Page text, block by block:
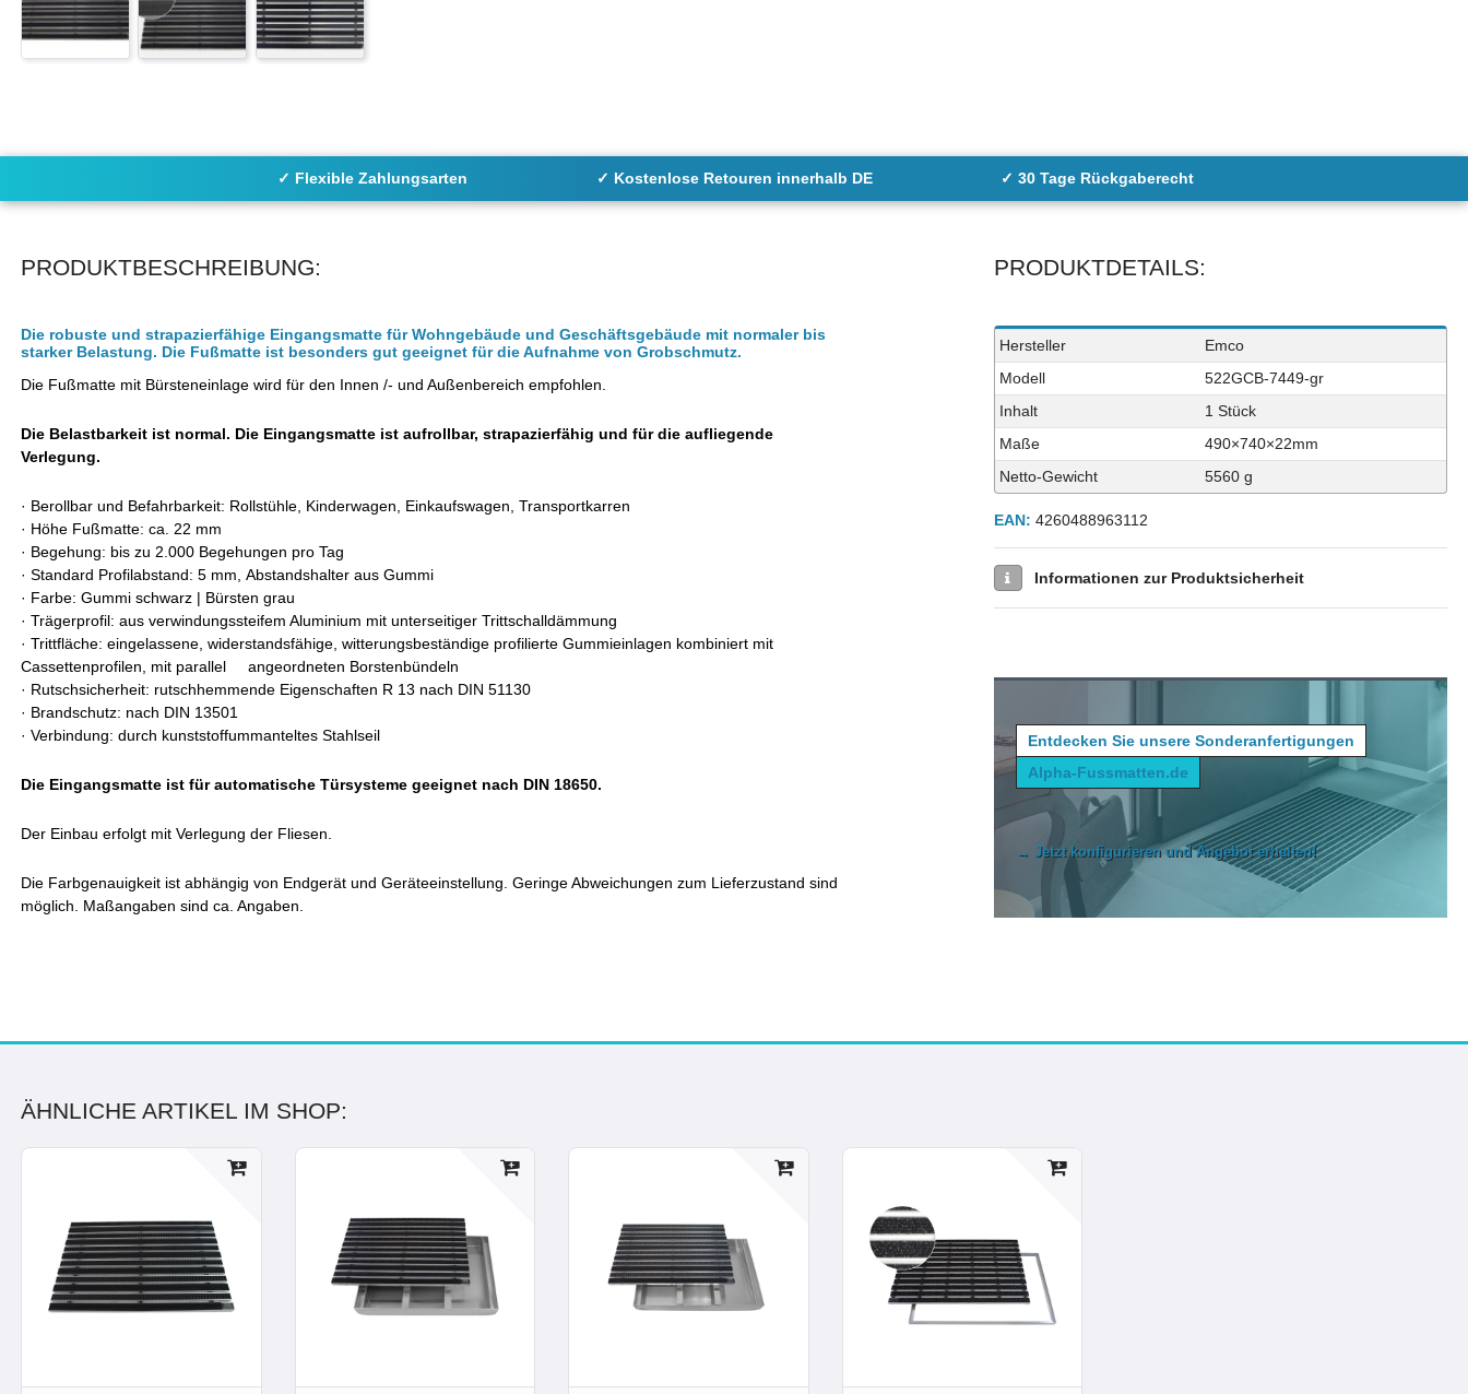
✓ Flexible Zahlungsarten ✓ Kostenlose Retouren innerhalb DE ✓ 30 Tage Rückgaberecht
PRODUKTBESCHREIBUNG:
Die robuste und strapazierfähige Eingangsmatte für Wohngebäude und Geschäftsgebäude mit normaler bis
starker Belastung. Die Fußmatte ist besonders gut geeignet für die Aufnahme von Grobschmutz.
Die Fußmatte mit Bürsteneinlage wird für den Innen /- und Außenbereich empfohlen.
Die Belastbarkeit ist normal. Die Eingangsmatte ist aufrollbar, strapazierfähig und für die aufliegende
Verlegung.
· Berollbar und Befahrbarkeit: Rollstühle, Kinderwagen, Einkaufswagen, Transportkarren
· Höhe Fußmatte: ca. 22 mm
· Begehung: bis zu 2.000 Begehungen pro Tag
· Standard Profilabstand: 5 mm, Abstandshalter aus Gummi
· Farbe: Gummi schwarz | Bürsten grau
· Trägerprofil: aus verwindungssteifem Aluminium mit unterseitiger Trittschalldämmung
· Trittfläche: eingelassene, widerstandsfähige, witterungsbeständige profilierte Gummieinlagen kombiniert mit
Cassettenprofilen, mit parallel
angeordneten Borstenbündeln
· Rutschsicherheit: rutschhemmende Eigenschaften R 13 nach DIN 51130
· Brandschutz: nach DIN 13501
· Verbindung: durch kunststoffummanteltes Stahlseil
Die Eingangsmatte ist für automatische Türsysteme geeignet nach DIN 18650.
Der Einbau erfolgt mit Verlegung der Fliesen.
Die Farbgenauigkeit ist abhängig von Endgerät und Geräteeinstellung. Geringe Abweichungen zum Lieferzustand sind
möglich. Maßangaben sind ca. Angaben.
PRODUKTDETAILS:
Technisches
Merkmal
Wert
Hersteller
Emco
Modell
522GCB-7449-gr
Inhalt
1 Stück
Maße
490×740×22mm
Netto-Gewicht
5560 g
EAN: 4260488963112
Informationen zur Produktsicherheit
Entdecken Sie unsere Sonderanfertigungen
Alpha-Fussmatten.de
→ Jetzt konfigurieren und Angebot erhalten!
ÄHNLICHE ARTIKEL IM SHOP: